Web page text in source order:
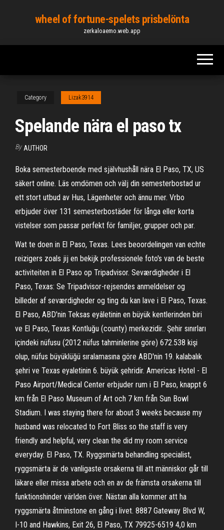
content
wheel of fortune-spelets prisbelönta
zerkaloaemo.web.app
Category Lizak3914
Spelande nära el paso tx
By AUTHOR
Boka semesterboende med självhushåll nära El Paso, TX, US
säkert online. Läs omdömen och välj din semesterbostad ur
ett stort utbud av Hus, Lägenheter och ännu mer. Vrbo
erbjuder över 131 semesterbostäder för långa eller korta
vistelser som passar perfekt för familjer, grupper och par.
Wat te doen in El Paso, Texas. Lees beoordelingen van echte
reizigers zoals jij en bekijk professionele foto's van de beste
activiteiten in El Paso op Tripadvisor. Seværdigheder i El
Paso, Texas: Se Tripadvisor-rejsendes anmeldelser og
billeder af seværdigheder og ting du kan lave i El Paso, Texas.
El Paso, ABD'nin Teksas eyâletinin en büyük kentlerinden biri
ve El Paso, Texas Kontluğu (county) merkezidir.. Şehir sınırları
içindeki nüfusu (2012 nüfus tahminlerine göre) 672.538 kişi
olup, nüfus büyüklüğü sıralamasına göre ABD'nin 19. kalabalık
şehri ve Texas eyaletinin 6. büyük şehridir. Americas Hotel - El
Paso Airport/Medical Center erbjuder rum i El Paso, knappt 6
km från El Paso Museum of Art och 7 km från Sun Bowl
Stadium. I was staying there for about 3 weeks because my
husband was relocated to Fort Bliss so the staff is very
friendly and helpful, very clean the did my room service
everyday. El Paso, TX. Ryggsmärta behandling specialist,
ryggsmärta är de vanligaste orsakerna till att människor går till
läkare eller missa arbete och en av de främsta orsakerna till
funktionshinder världen över. Nästan alla kommer att ha
ryggsmärta åtminstone en gång i livet. 8887 Gateway Blvd W,
I-10 and Hawkins, Exit 26, El Paso, TX 79925-6519 4,0 km